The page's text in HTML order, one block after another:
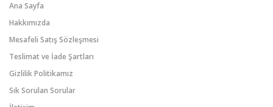
Ana Sayfa
Hakkımızda
Mesafeli Satış Sözleşmesi
Teslimat ve İade Şartları
Gizlilik Politikamız
Sık Sorulan Sorular